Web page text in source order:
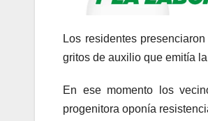
Los residentes
gritos de auxilio que emitía
En ese momento los
progenitora oponía